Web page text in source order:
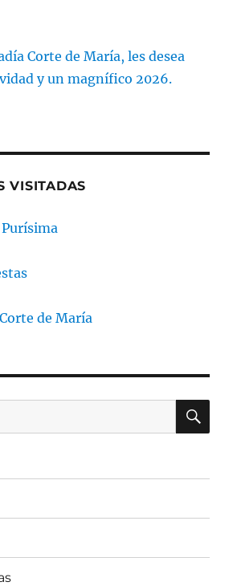
Corte de María, les desea
y un magnífico 2026.
VISITADAS
de María